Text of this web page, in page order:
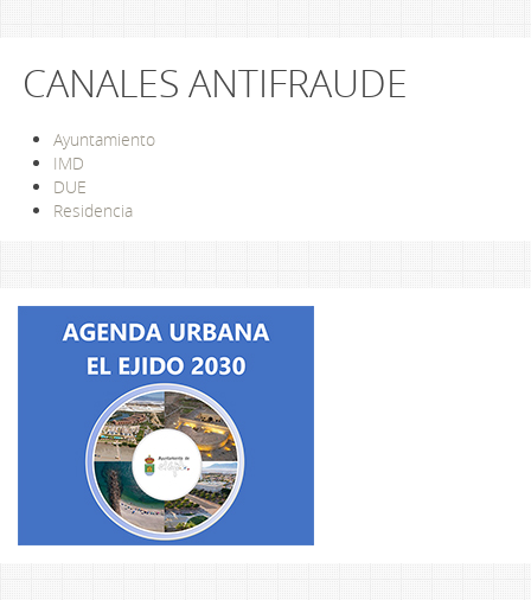
CANALES ANTIFRAUDE
Ayuntamiento
IMD
DUE
Residencia